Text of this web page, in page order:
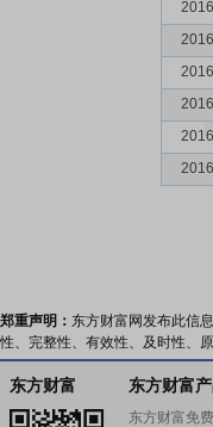
郑重声明： 东方财富网发布此信
性、完整性、有效性、及时性、
东方财富 东方财富
东方财富免